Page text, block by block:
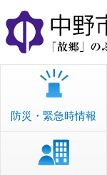
本
文
へ
移
防災・緊急時情報